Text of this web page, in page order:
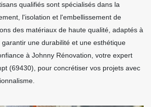
qualifiés sont spécialisés dans la
l'isolation et l'embellissement de
des matériaux de haute qualité, adaptés à
une durabilité et une esthétique
à Johnny Rénovation, votre expert
(69430), pour concrétiser vos projets avec